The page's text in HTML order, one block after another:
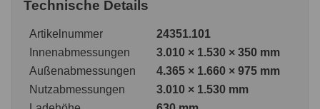
Technische Details
Artikelnummer
24351.101
Innenabmessungen
3.010 × 1.530 × 350 mm
Außenabmessungen
4.365 × 1.660 × 975 mm
Nutzabmessungen
3.010 × 1.530 mm